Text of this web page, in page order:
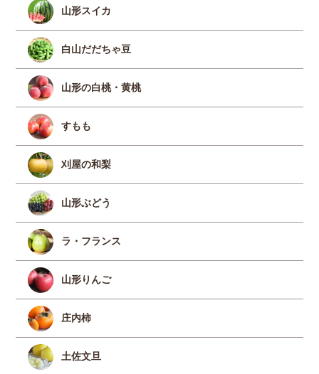
山形スイカ
白山だだちゃ豆
山形の白桃・黄桃
すもも
刈屋の和梨
山形ぶどう
ラ・フランス
山形りんご
庄内柿
土佐文旦